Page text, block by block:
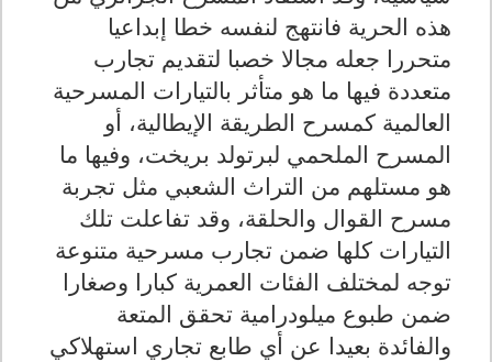
هذه الحرية فانتهج لنفسه خطا إبداعيا
متحررا جعله مجالا خصبا لتقديم تجارب
متعددة فيها ما هو متأثر بالتيارات المسرحية
العالمية كمسرح الطريقة الإيطالية، أو
المسرح الملحمي لبرتولد بريخت، وفيها ما
هو مستلهم من التراث الشعبي مثل تجربة
مسرح القوال والحلقة، وقد تفاعلت تلك
التيارات كلها ضمن تجارب مسرحية متنوعة
توجه لمختلف الفئات العمرية كبارا وصغارا
ضمن طبوع ميلودرامية تحقق المتعة
والفائدة بعيدا عن أي طابع تجاري استهلاكي